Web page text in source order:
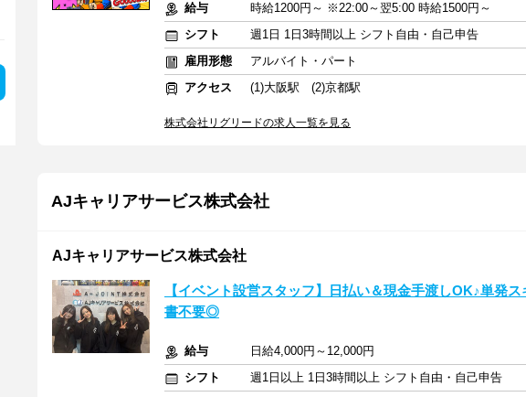
給与
時給1200円～ ※22:00～翌5:00 時給1500円～
シフト
週1日 1日3時間以上 シフト自由・自己申告
雇用形態
アルバイト・パート
アクセス
(1)大阪駅 (2)京都駅
株式会社リグリードの求人一覧を見る
AJキャリアサービス株式会社
AJキャリアサービス株式会社
【イベント設営スタッフ】日払い＆現金手渡しOK♪単発
書不要◎
給与
日給4,000円～12,000円
シフト
週1日以上 1日3時間以上 シフト自由・自己申告